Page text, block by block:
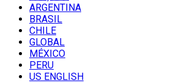
ARGENTINA
BRASIL
CHILE
GLOBAL
MÉXICO
PERU
US ENGLISH